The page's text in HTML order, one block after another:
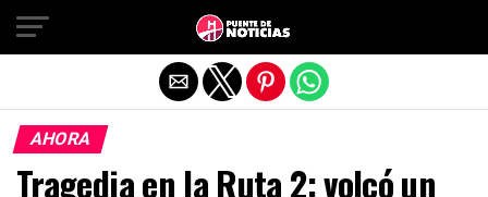
AHORA
Tragedia en la Ruta 2: volcó un
Salir de la versión móvil